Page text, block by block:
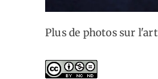
Plus de photos sur